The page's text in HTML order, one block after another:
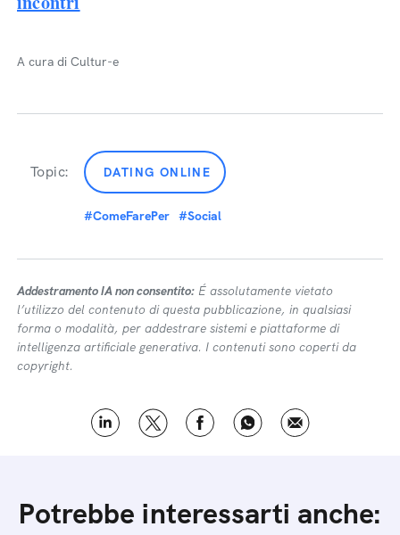
A cura di Cultur-e
Topic: DATING ONLINE
#ComeFarePer #Social
Addestramento IA non consentito: É assolutamente vietato
l’utilizzo del contenuto di questa pubblicazione, in qualsiasi
forma o modalità, per addestrare sistemi e piattaforme di
intelligenza artificiale generativa. I contenuti sono coperti da
copyright.
Potrebbe interessarti anche: